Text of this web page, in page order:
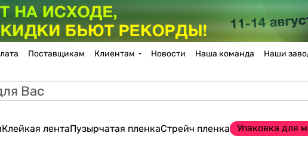
Поставщикам Клиентам Новости Наша команда Наши
Клейкая лентаПузырчатая пленкаСтрейч пленка Упаковка для